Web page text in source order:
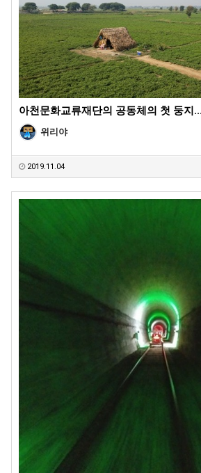
아천문화교류재단의 공동체의 첫 둥지...
위리야
2019.11.04